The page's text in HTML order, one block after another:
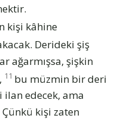
kişi kâhine
Derideki şiş
ağarmışsa, şişkin
11 bu müzmin bir deri
ilan edecek, ama
kişi zaten